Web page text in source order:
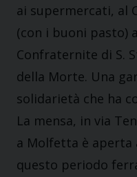
ai supermercati, al
(con i buoni pasto)
Confraternite di S.
della Morte. Una
solidarietà che ha
La mensa, in via
a Molfetta è aperta
questo periodo